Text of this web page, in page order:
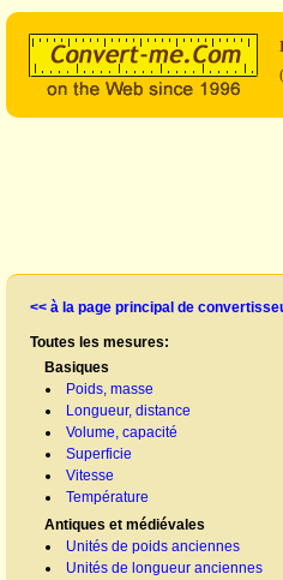
<< à la page principal de
Toutes les mesures:
Basiques
Poids, masse
Longueur, distance
Volume, capacité
Superficie
Vitesse
Température
Antiques et médiévales
Unités de poids anciennes
Unités de longueur anciennes